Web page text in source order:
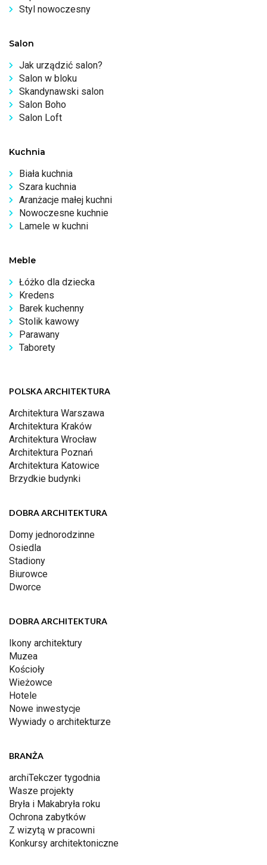
Styl nowoczesny
Salon
Jak urządzić salon?
Salon w bloku
Skandynawski salon
Salon Boho
Salon Loft
Kuchnia
Biała kuchnia
Szara kuchnia
Aranżacje małej kuchni
Nowoczesne kuchnie
Lamele w kuchni
Meble
Łóżko dla dziecka
Kredens
Barek kuchenny
Stolik kawowy
Parawany
Taborety
POLSKA ARCHITEKTURA
Architektura Warszawa
Architektura Kraków
Architektura Wrocław
Architektura Poznań
Architektura Katowice
Brzydkie budynki
DOBRA ARCHITEKTURA
Domy jednorodzinne
Osiedla
Stadiony
Biurowce
Dworce
DOBRA ARCHITEKTURA
Ikony architektury
Muzea
Kościoły
Wieżowce
Hotele
Nowe inwestycje
Wywiady o architekturze
BRANŻA
archiTekczer tygodnia
Wasze projekty
Bryła i Makabryła roku
Ochrona zabytków
Z wizytą w pracowni
Konkursy architektoniczne